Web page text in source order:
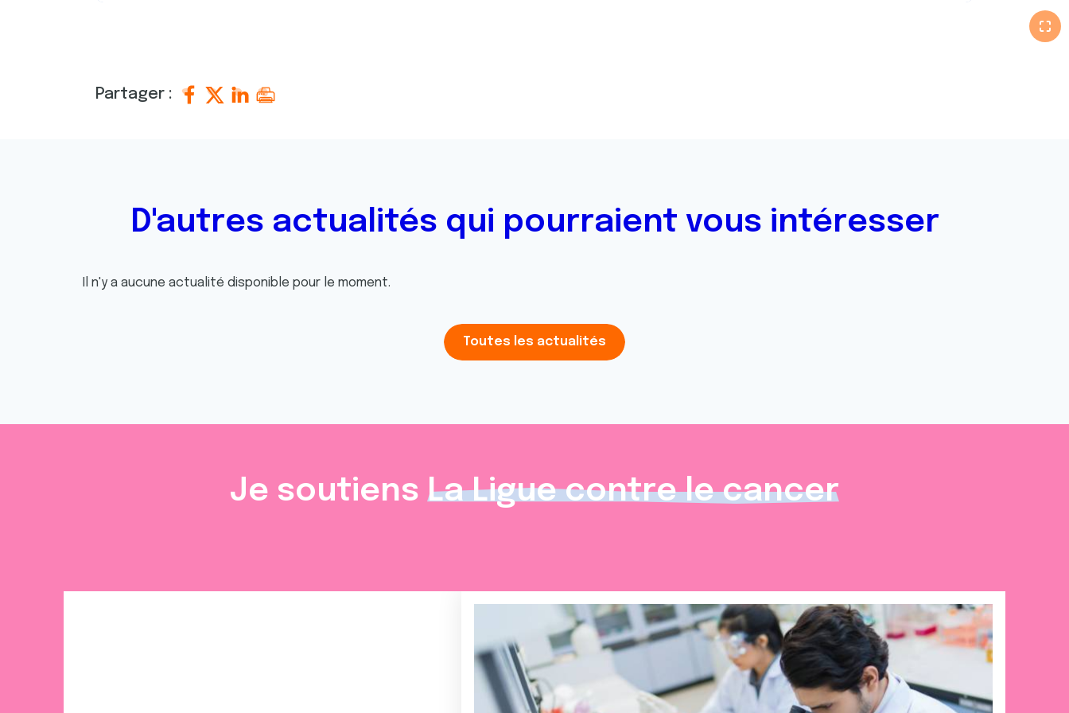
Partager :
D'autres actualités qui pourraient vous intéresser
Il n'y a aucune actualité disponible pour le moment.
Toutes les actualités
Je soutiens La Ligue contre le cancer